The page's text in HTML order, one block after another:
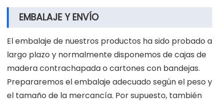
EMBALAJE Y ENVÍO
El embalaje de nuestros productos ha sido probado a
largo plazo y normalmente disponemos de cajas de
madera contrachapada o cartones con bandejas.
Prepararemos el embalaje adecuado según el peso y
el tamaño de la mercancía. Por supuesto, también